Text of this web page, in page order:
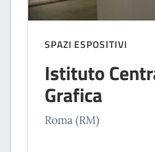
SPAZI ESPOSITIVI
Istituto
Grafica
Roma (RM)